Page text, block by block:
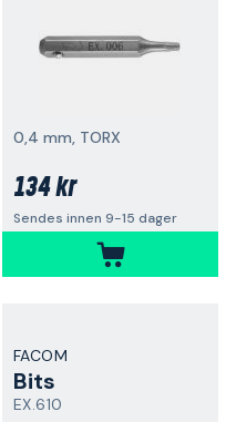
0,4 mm, TORX
134 kr
Sendes innen 9-15 dager
FACOM
Bits
EX.610